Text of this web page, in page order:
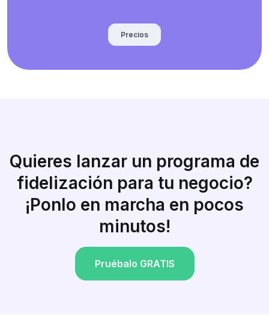
Precios
Quieres lanzar un programa de
fidelización para tu negocio?
¡Ponlo en marcha en pocos
minutos!
Pruébalo GRATIS